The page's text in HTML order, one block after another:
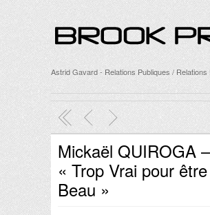
Astrid Gavard - Relations Publiques /
Mickaël QUIROGA –
« Trop Vrai pour être
Beau »